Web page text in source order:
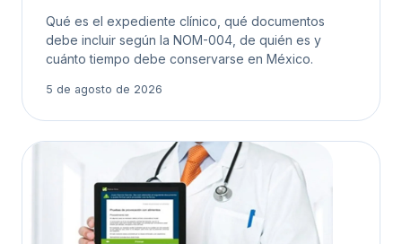
Qué es el expediente clínico, qué documentos
debe incluir según la NOM-004, de quién es y
cuánto tiempo debe conservarse en México.
5 de agosto de 2026